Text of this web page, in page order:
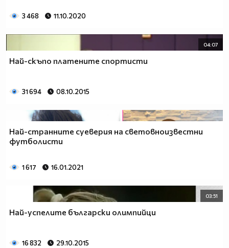
3 468 11.10.2020
04:07
Най-скъпо платените спортисти
31 694 08.10.2015
Най-странните суеверия на световноизвестни
футболисти
1 617 16.01.2021
03:51
Най-успелите български олимпийци
16 832 29.10.2015